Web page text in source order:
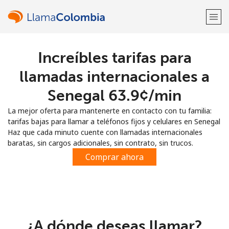
¡Bienvenido!
Regístrate con
Increíbles tarifas para
llamadas internacionales a
Senegal ⁦63.9¢⁩/min
La mejor oferta para mantenerte en contacto con tu familia:
tarifas bajas para llamar a teléfonos fijos y celulares en Senegal
Haz que cada minuto cuente con llamadas internacionales
baratas, sin cargos adicionales, sin contrato, sin trucos.
Comprar ahora